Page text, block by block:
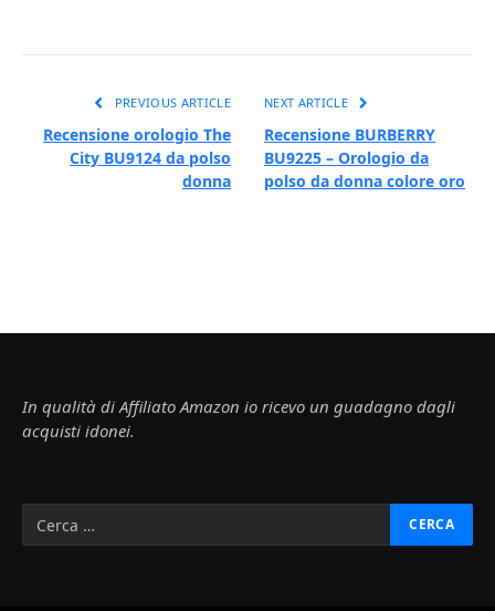
PREVIOUS ARTICLE
Recensione orologio The
City BU9124 da polso
donna
NEXT ARTICLE
Recensione BURBERRY
BU9225 – Orologio da
polso da donna colore oro
In qualità di Affiliato Amazon io ricevo un guadagno dagli
acquisti idonei.